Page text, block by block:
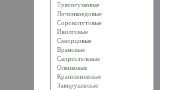
Трясогузковые
Личинкоедовые
Сорокопутовые
Иволговые
Скворцовые
Врановые
Свиристелевые
Оляпковые
Крапивниковые
Завирушковые